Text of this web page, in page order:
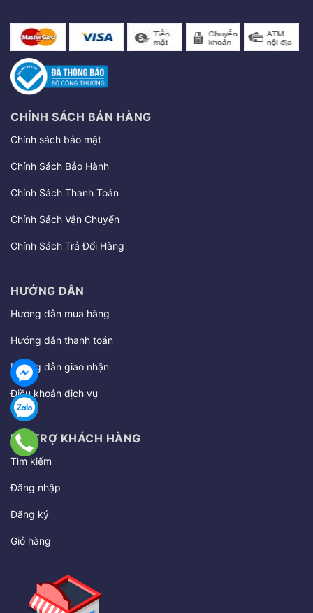
CHÍNH SÁCH BÁN HÀNG
Chính sách bảo mật
Chính Sách Bảo Hành
Chính Sách Thanh Toán
Chính Sách Vận Chuyển
Chính Sách Trả Đổi Hàng
HƯỚNG DẪN
Hướng dẫn mua hàng
Hướng dẫn thanh toán
Hướng dẫn giao nhận
Điều khoản dịch vụ
HỖ TRỢ KHÁCH HÀNG
Tìm kiếm
Đăng nhập
Đăng ký
Giỏ hàng